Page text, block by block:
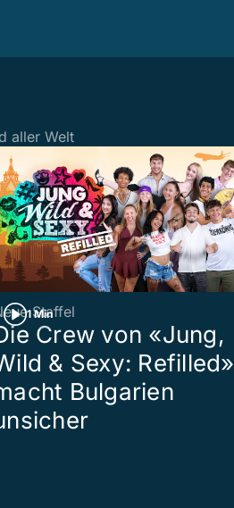
aller Welt
1 Min
Staffel
Crew von «Jung,
& Sexy: Refilled»
Bulgarien